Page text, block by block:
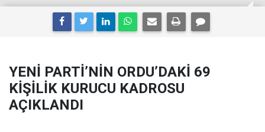
YENİ PARTİ’NİN ORDU’DAKİ 69
KİŞİLİK KURUCU KADROSU
AÇIKLANDI